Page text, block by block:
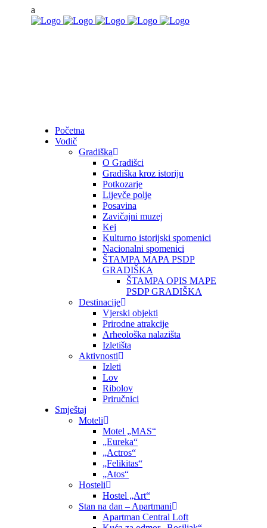
Početna
Vodič
Gradiška
O Gradišci
Gradiška kroz istoriju
Potkozarje
Lijevče polje
Posavina
Zavičajni muzej
Kej
Kulturno istorijski spomenici
Nacionalni spomenici
ŠTAMPA MAPA PSDP
GRADIŠKA
ŠTAMPA OPIS MAPE
PSDP GRADIŠKA
Destinacije
Vjerski objekti
Prirodne atrakcije
Arheološka nalazišta
Izletišta
Aktivnosti
Izleti
Lov
Ribolov
Priručnici
Smještaj
Moteli
Motel „MAS“
„Eureka“
„Actros“
„Felikitas“
„Atos“
Hosteli
Hostel „Art“
Stan na dan – Apartmani
Apartman Central Loft